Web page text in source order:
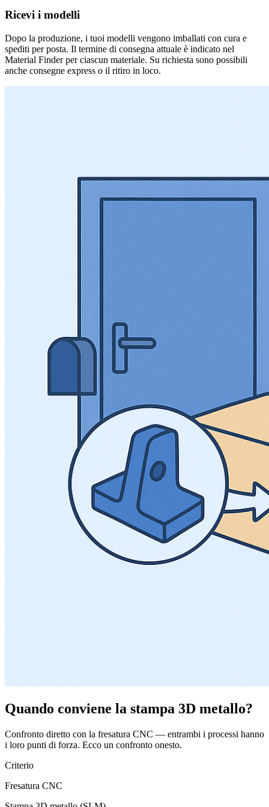
Ricevi i modelli
Dopo la produzione, i tuoi modelli vengono imballati con cura e
spediti per posta. Il termine di consegna attuale è indicato nel
Material Finder per ciascun materiale. Su richiesta sono possibili
anche consegne express o il ritiro in loco.
Quando conviene la stampa 3D metallo?
Confronto diretto con la fresatura CNC — entrambi i processi hanno
i loro punti di forza. Ecco un confronto onesto.
Criterio
Fresatura CNC